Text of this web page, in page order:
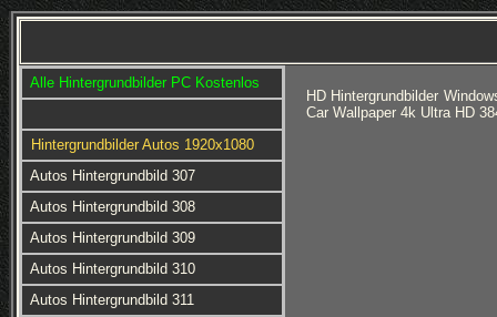
Alle Hintergrundbilder PC Kostenlos
Hintergrundbilder Autos 1920x1080
Autos Hintergrundbild 307
Autos Hintergrundbild 308
Autos Hintergrundbild 309
Autos Hintergrundbild 310
Autos Hintergrundbild 311
HD Hintergrundbilder
Car Wallpaper 4k Ultra HD